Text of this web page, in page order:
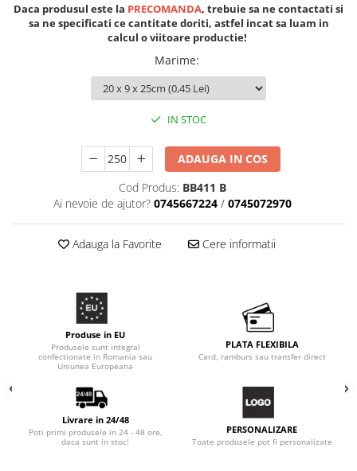
Daca produsul este la PRECOMANDA, trebuie sa ne contactati si
sa ne specificati ce cantitate doriti, astfel incat sa luam in
calcul o viitoare productie!
Marime:
IN STOC
ADAUGA IN COS
Cod Produs: BB411 B
Ai nevoie de ajutor? 0745667224 / 0745072970
Adauga la Favorite Cere informatii
Produse in EU
Produsele sunt integral
confectionate in Romania sau
Uniunea Europeana
PLATA FLEXIBILA
Card, ramburs sau transfer direct
Livrare in 24/48
Poti primi produsele in 24 - 48 ore,
daca sunt in stoc!
PERSONALIZARE
Toate produsele pot fi personalizate